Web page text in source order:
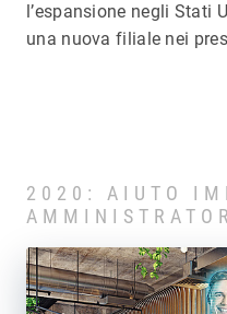
l’espansione negli Stati
una nuova filiale nei
2020: AIUTO